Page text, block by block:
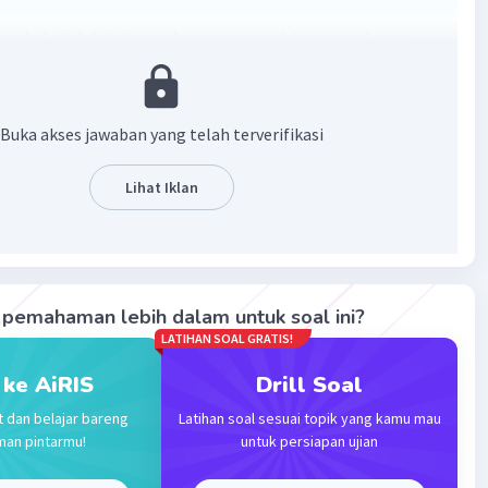
secara tetap.
kelompok kegiatan musik dengan jenis
seperti yang tercantum dalam sebutannya.
0.0(0)
Buka akses jawaban yang telah terverifikasi
Lihat Iklan
lebih dalam untuk soal ini?
AiRIS
dan belajar bareng
pintarmu!
LATIHAN SOAL GRATIS!
Drill Soal
Latihan soal sesuai topik yang kamu mau
untuk persiapan ujian